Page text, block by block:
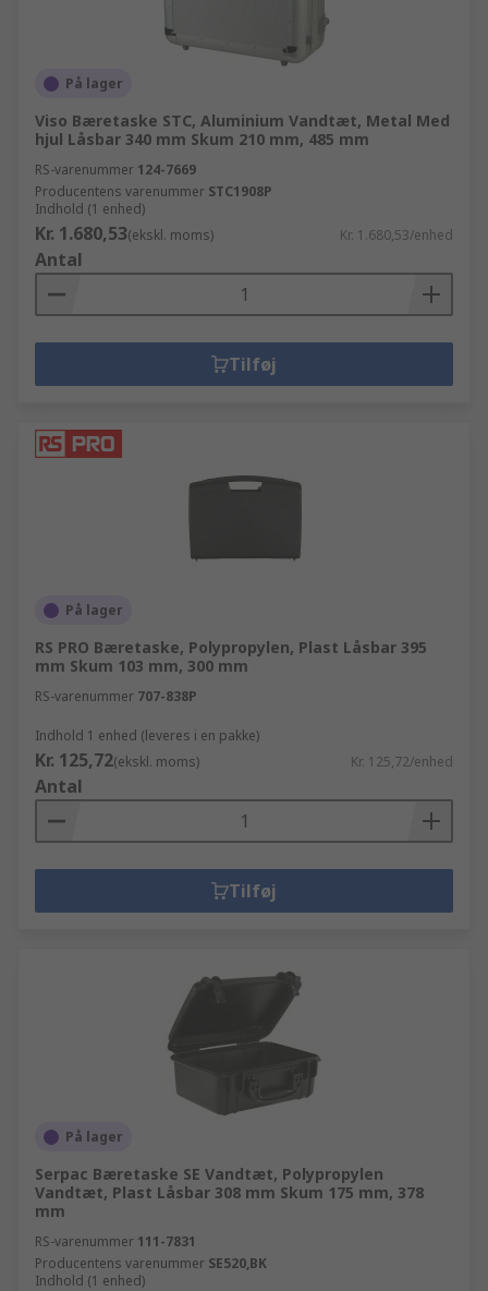
På lager
Viso Bæretaske STC, Aluminium Vandtæt, Metal Med
hjul Låsbar 340 mm Skum 210 mm, 485 mm
RS-varenummer 124-7669
Producentens varenummer STC1908P
Indhold (1 enhed)
Kr. 1.680,53(ekskl. moms) Kr. 1.680,53/enhed
Antal
Tilføj
På lager
RS PRO Bæretaske, Polypropylen, Plast Låsbar 395
mm Skum 103 mm, 300 mm
RS-varenummer 707-838P
Indhold 1 enhed (leveres i en pakke)
Kr. 125,72(ekskl. moms) Kr. 125,72/enhed
Antal
Tilføj
På lager
Serpac Bæretaske SE Vandtæt, Polypropylen
Vandtæt, Plast Låsbar 308 mm Skum 175 mm, 378
mm
RS-varenummer 111-7831
Producentens varenummer SE520,BK
Indhold (1 enhed)